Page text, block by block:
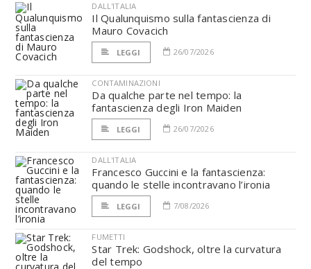
DALL'ITALIA
Il Qualunquismo sulla fantascienza di
Mauro Covacich
LEGGI 26/07/2026
CONTAMINAZIONI
Da qualche parte nel tempo: la
fantascienza degli Iron Maiden
LEGGI 26/07/2026
DALL'ITALIA
Francesco Guccini e la fantascienza:
quando le stelle incontravano l’ironia
LEGGI 7/08/2026
FUMETTI
Star Trek: Godshock, oltre la curvatura
del tempo